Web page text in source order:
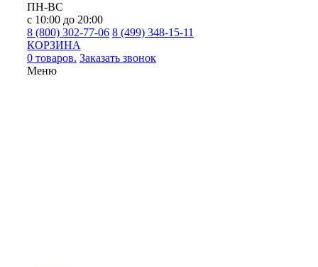
ПН-ВС
с 10:00 до 20:00
8 (800) 302-77-06 8 (499) 348-15-11
КОРЗИНА
0 товаров. Заказать звонок
Меню